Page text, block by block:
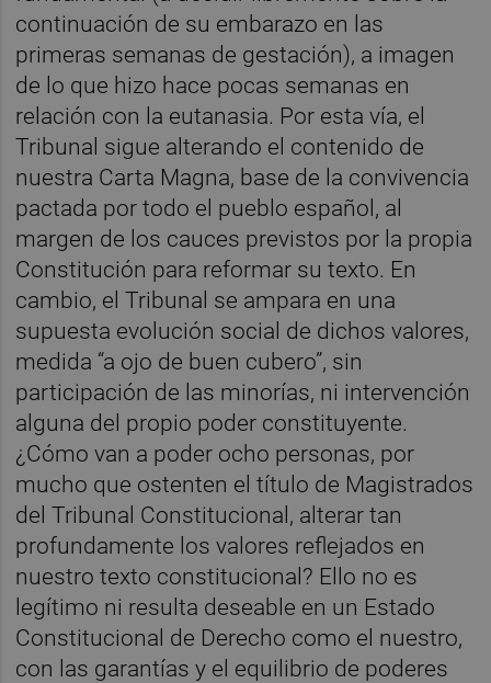
continuación de su embarazo en las
primeras semanas de gestación), a imagen
de lo que hizo hace pocas semanas en
relación con la eutanasia. Por esta vía, el
Tribunal sigue alterando el contenido de
nuestra Carta Magna, base de la convivencia
pactada por todo el pueblo español, al
margen de los cauces previstos por la propia
Constitución para reformar su texto. En
cambio, el Tribunal se ampara en una
supuesta evolución social de dichos valores,
medida “a ojo de buen cubero”, sin
participación de las minorías, ni intervención
alguna del propio poder constituyente.
¿Cómo van a poder ocho personas, por
mucho que ostenten el título de Magistrados
del Tribunal Constitucional, alterar tan
profundamente los valores reflejados en
nuestro texto constitucional? Ello no es
legítimo ni resulta deseable en un Estado
Constitucional de Derecho como el nuestro,
con las garantías y el equilibrio de poderes